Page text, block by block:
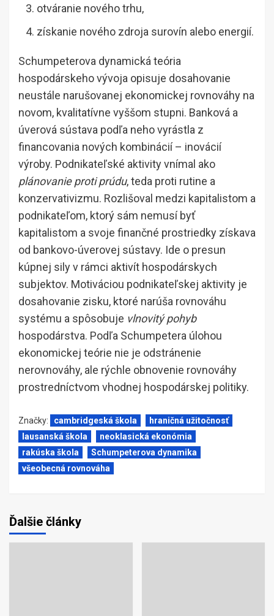
otváranie nového trhu,
získanie nového zdroja surovín alebo energií.
Schumpeterova dynamická teória
hospodárskeho vývoja opisuje dosahovanie
neustále narušovanej ekonomickej rovnováhy na
novom, kvalitatívne vyššom stupni. Banková a
úverová sústava podľa neho vyrástla z
financovania nových kombinácií – inovácií
výroby. Podnikateľské aktivity vnímal ako
plánovanie proti prúdu, teda proti rutine a
konzervativizmu. Rozlišoval medzi kapitalistom a
podnikateľom, ktorý sám nemusí byť
kapitalistom a svoje finančné prostriedky získava
od bankovo-úverovej sústavy. Ide o presun
kúpnej sily v rámci aktivít hospodárskych
subjektov. Motiváciou podnikateľskej aktivity je
dosahovanie zisku, ktoré narúša rovnováhu
systému a spôsobuje vlnovitý pohyb
hospodárstva. Podľa Schumpetera úlohou
ekonomickej teórie nie je odstránenie
nerovnováhy, ale rýchle obnovenie rovnováhy
prostredníctvom vhodnej hospodárskej politiky.
Značky: cambridgeská škola
hraničná užitočnosť
lausanská škola
neoklasická ekonómia
rakúska škola
Schumpeterova dynamika
všeobecná rovnováha
Ďalšie články